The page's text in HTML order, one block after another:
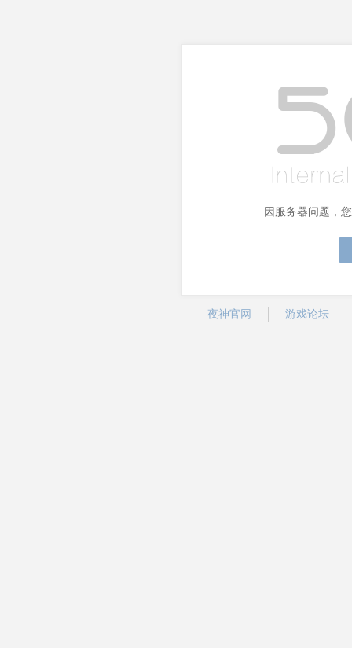
因服务器问题，
夜神官网 游戏论坛